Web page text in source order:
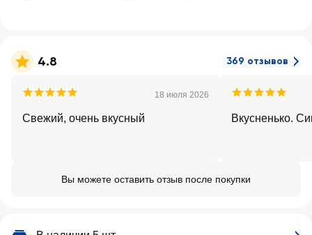
4.8 369 отзывов
18 июля 2026
Свежий, очень вкусный Вкусненько.
Вы можете оставить отзыв после покупки